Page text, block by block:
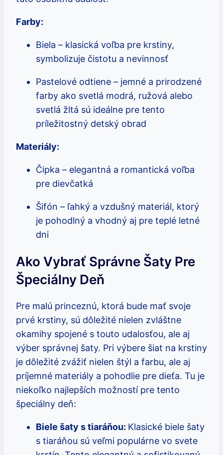
Farby:
Biela – klasická voľba pre krstiny,
symbolizuje čistotu a nevinnosť
Pastelové odtiene – jemné a prirodzené
farby ako svetlá modrá, ružová alebo
svetlá žltá sú ideálne pre tento
príležitostný detský obrad
Materiály:
Čipka – elegantná a romantická voľba
pre dievčatká
Šifón – ľahký a vzdušný materiál, ktorý
je pohodlný a vhodný aj pre teplé letné
dni
Ako Vybrať Správne Šaty Pre
Špeciálny Deň
Pre malú princeznú, ktorá bude mať svoje
prvé krstiny, sú dôležité nielen zvláštne
okamihy spojené s touto udalosťou, ale aj
výber správnej šaty. Pri výbere šiat na krstiny
je dôležité zvážiť nielen štýl a farbu, ale aj
príjemné materiály a pohodlie pre dieťa. Tu je
niekoľko najlepších možností pre tento
špeciálny deň:
Biele šaty s tiaráňou: Klasické biele šaty
s tiaráňou sú veľmi populárne vo svete